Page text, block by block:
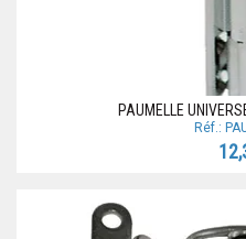
PAUMELLE
Réf.: